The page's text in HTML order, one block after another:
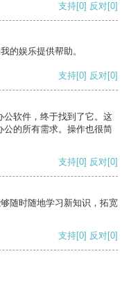
支持[0] 反对[0]
的娱乐提供帮助。
支持[0] 反对[0]
公软件，终于找到了它。这
公的所有需求。操作也很简
支持[0] 反对[0]
随时随地学习新知识，拓宽
支持[0] 反对[0]